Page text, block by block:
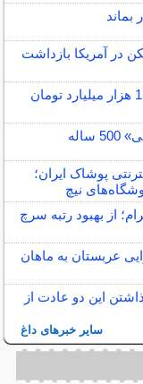
بماند
ملی عراق؛ ۷ بازیکن در آمریکا بازداشت
در سال 1404 روزانه بیش از 15 هزار میلیارد تومان
پوشاک ایران؛
نیچ
از بهبود رتبه سرچ
عربستان به ماهان
این دو عادت از
سایر خبرهای داغ